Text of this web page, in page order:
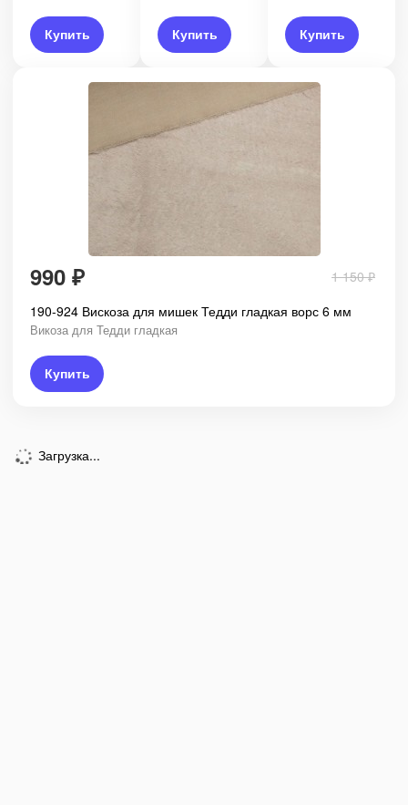
Купить Купить Купить
990 ₽ 1 150₽
190-924 Вискоза для мишек Тедди гладкая ворс 6 мм
Викоза для Тедди гладкая
Купить
Загрузка...